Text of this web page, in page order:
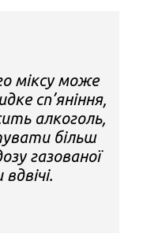
міксу може
сп’яніння,
алкоголь,
більш
газованої